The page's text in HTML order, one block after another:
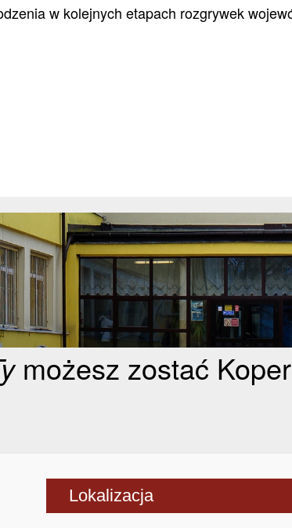
w kolejnych etapach rozgrywek
możesz zostać
Lokalizacja